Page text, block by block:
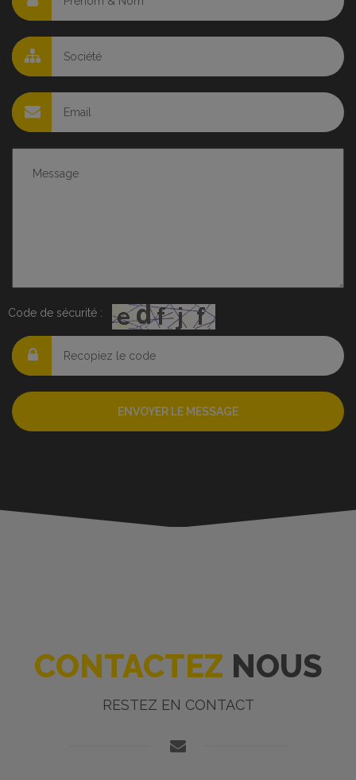
Code de sécurité :
ENVOYER LE MESSAGE
CONTACTEZ NOUS
RESTEZ EN CONTACT